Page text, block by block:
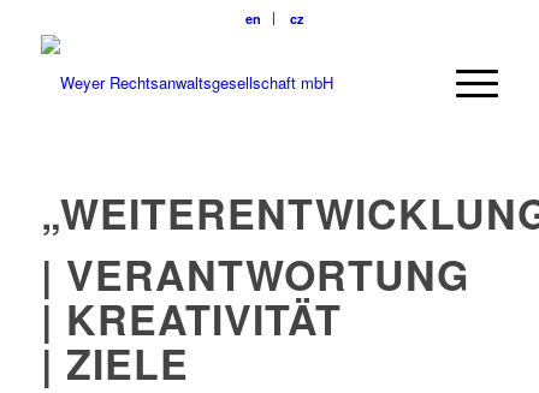
en cz
| VERANTWORTUNG
| KREATIVITÄT
| ZIELE